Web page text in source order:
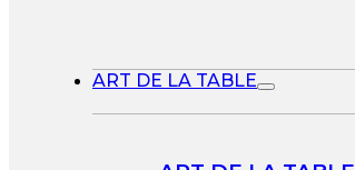
ART DE LA TABLE